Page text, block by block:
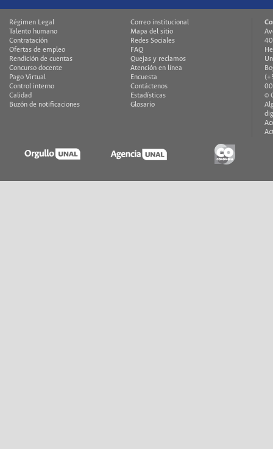
Régimen Legal
Talento humano
Contratación
Ofertas de empleo
Rendición de cuentas
Concurso docente
Pago Virtual
Control interno
Calidad
Buzón de notificaciones
Correo institucional
Mapa del sitio
Redes Sociales
FAQ
Quejas y reclamos
Atención en línea
Encuesta
Contáctenos
Estadísticas
Glosario
©